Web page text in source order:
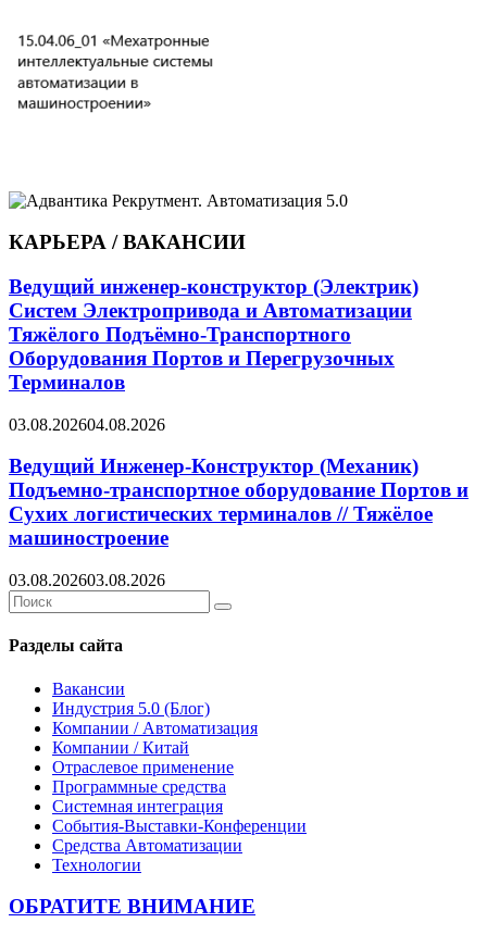
КАРЬЕРА / ВАКАНСИИ
Ведущий инженер-конструктор (Электрик)
Систем Электропривода и Автоматизации
Тяжёлого Подъёмно-Транспортного
Оборудования Портов и Перегрузочных
Терминалов
03.08.202604.08.2026
Ведущий Инженер-Конструктор (Механик)
Подъемно-транспортное оборудование Портов и
Сухих логистических терминалов // Тяжёлое
машиностроение
03.08.202603.08.2026
Search
for:
Search
Разделы сайта
Вакансии
Индустрия 5.0 (Блог)
Компании / Автоматизация
Компании / Китай
Отраслевое применение
Программные средства
Системная интеграция
События-Выставки-Конференции
Средства Автоматизации
Технологии
ОБРАТИТЕ ВНИМАНИЕ